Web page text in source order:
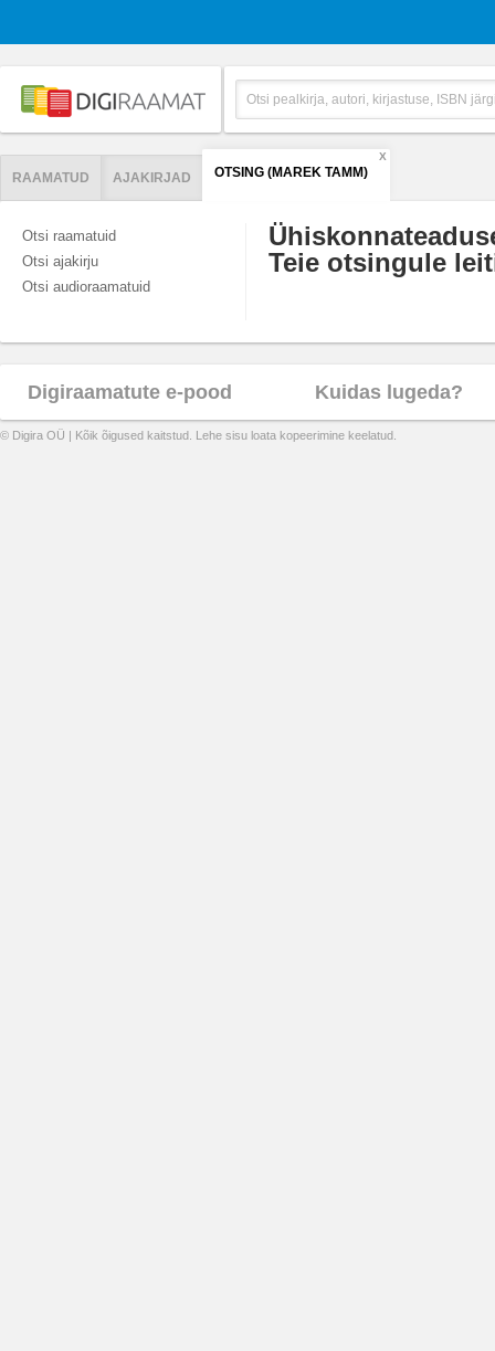
RAAMATUD AJAKIRJAD OTSING (MAREK TAMM)
X
Otsi raamatuid
Otsi ajakirju
Otsi audioraamatuid
Teie otsingule
Digiraamatute e-pood Kuidas lugeda?
© Digira OÜ | Kõik õigused kaitstud. Lehe sisu loata kopeerimine keelatud.